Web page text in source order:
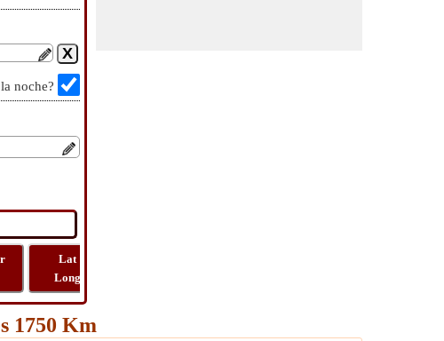
noche?
Lat
Long
1750 Km